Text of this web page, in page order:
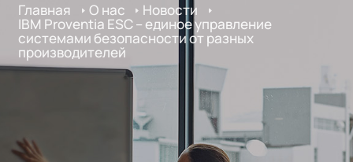
Главная О нас Новости
IBM Proventia ESC – единое управление
системами безопасности от разных
производителей